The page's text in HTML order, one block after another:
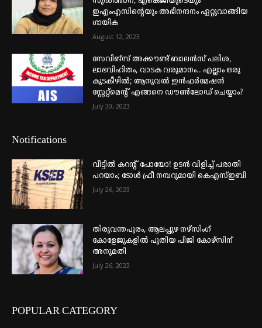
ഇഎംഎസിന്റെയും അഭിനന്ദനം ഏറ്റുവാങ്ങിയ
ഗായിക
August 12, 2023
സേവിങ്സ് അക്കൗണ്ട് ബാലൻസ് പലിശ,
ലാഭവിഹിതം, വാടക വരുമാനം.. എല്ലാം ഒരു
കുടകീഴിൽ; ആനുവൽ ഇൻഫർമേഷൻ
സ്റ്റേറ്റ്മെന്റ് എങ്ങനെ ഡൗൺലോഡ് ചെയ്യാം?
July 30, 2023
Notifications
വീട്ടില്‍ കറന്റ് പോയോ! ഉടന്‍ വിളിച്ച് പരാതി
പറയാം; ടോള്‍ ഫ്രീ നമ്പറുമായി കെഎസ്ഇബി
July 26, 2023
തിരുവന്തപുരം, ആലപ്പുഴ നഴ്‌സിംഗ്
കോളേജുകളില്‍ പുതിയ പിജി കോഴ്‌സിന്
അനുമതി
July 26, 2023
POPULAR CATEGORY